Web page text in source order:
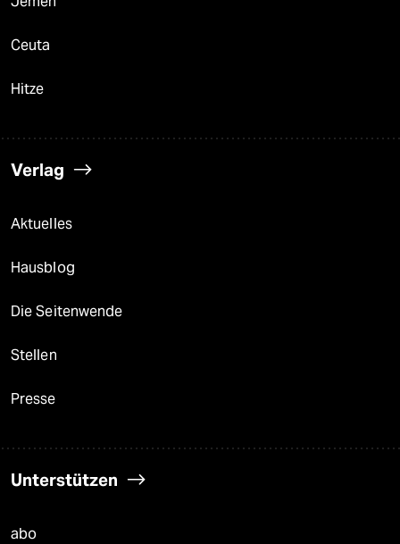
Ceuta
Hitze
Verlag
Aktuelles
Hausblog
Die Seitenwende
Stellen
Presse
Unterstützen
abo